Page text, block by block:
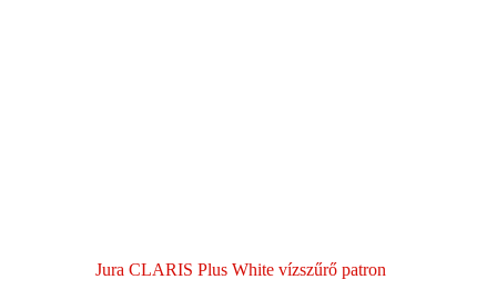
Jura CLARIS Plus White vízszűrő patron